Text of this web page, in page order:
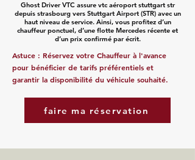
Ghost Driver VTC assure vtc aéroport stuttgart str
depuis strasbourg vers Stuttgart Airport (STR) avec un
haut niveau de service. Ainsi, vous profitez d’un
chauffeur ponctuel, d’une flotte Mercedes récente et
d’un prix confirmé par écrit.
Astuce : Réservez votre Chauffeur à l'avance
pour bénéficier de tarifs préférentiels et
garantir la disponibilité du véhicule souhaité.
faire ma réservation